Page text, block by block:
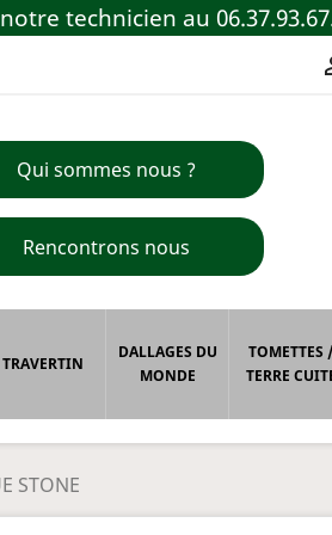
technicien au
Qui sommes nous ?
Rencontrons nous
TRAVERTIN
DALLAGES DU
MONDE
TOMETTES /
TERRE
STONE